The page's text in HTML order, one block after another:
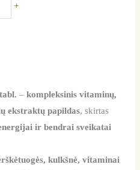
+
–kompleksinis vitaminų,
ekstraktų papildas, skirtas
ir bendrai sveikatai
kulkšnė, vitaminai